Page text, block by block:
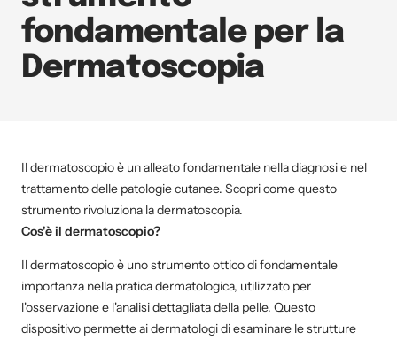
fondamentale per la
Dermatoscopia
Il dermatoscopio è un alleato fondamentale nella diagnosi e nel
trattamento delle patologie cutanee. Scopri come questo
strumento rivoluziona la dermatoscopia.
Cos'è il dermatoscopio?
Il dermatoscopio è uno strumento ottico di fondamentale
importanza nella pratica dermatologica, utilizzato per
l'osservazione e l'analisi dettagliata della pelle. Questo
dispositivo permette ai dermatologi di esaminare le strutture